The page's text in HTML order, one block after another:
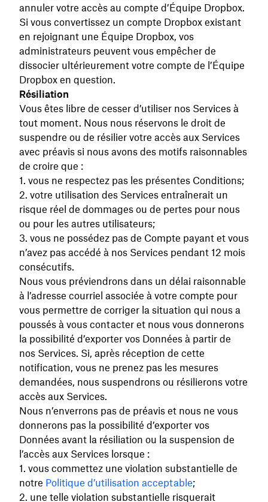
annuler votre accès au compte d’Équipe Dropbox.
Si vous convertissez un compte Dropbox existant
en rejoignant une Équipe Dropbox, vos
administrateurs peuvent vous empêcher de
dissocier ultérieurement votre compte de l’Équipe
Dropbox en question.
Résiliation
Vous êtes libre de cesser d’utiliser nos Services à
tout moment. Nous nous réservons le droit de
suspendre ou de résilier votre accès aux Services
avec préavis si nous avons des motifs raisonnables
de croire que :
vous ne respectez pas les présentes Conditions;
votre utilisation des Services entraînerait un
risque réel de dommages ou de pertes pour nous
ou pour les autres utilisateurs;
vous ne possédez pas de Compte payant et vous
n’avez pas accédé à nos Services pendant 12 mois
consécutifs.
Nous vous préviendrons dans un délai raisonnable
à l’adresse courriel associée à votre compte pour
vous permettre de corriger la situation qui nous a
poussés à vous contacter et nous vous donnerons
la possibilité d’exporter vos Données à partir de
nos Services. Si, après réception de cette
notification, vous ne prenez pas les mesures
demandées, nous suspendrons ou résilierons votre
accès aux Services.
Nous n’enverrons pas de préavis et nous ne vous
donnerons pas la possibilité d’exporter vos
Données avant la résiliation ou la suspension de
l’accès aux Services lorsque :
vous commettez une violation substantielle de
notre Politique d’utilisation acceptable;
une telle violation substantielle risquerait